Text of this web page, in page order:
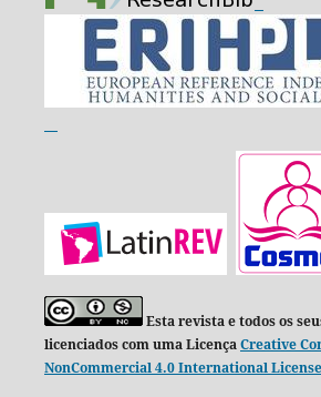
Esta revista e todos os
licenciados com uma LicençaCreative
NonCommercial 4.0 International License